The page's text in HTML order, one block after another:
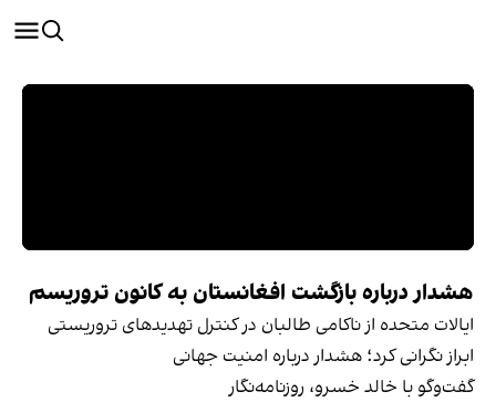
هشدار درباره بازگشت افغانستان به کانون تروریسم
ایالات متحده از ناکامی طالبان در کنترل تهدیدهای تروریستی
ابراز نگرانی کرد؛ هشدار درباره امنیت جهانی
گفت‌وگو با خالد خسرو، روزنامه‌نگار